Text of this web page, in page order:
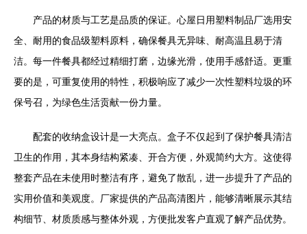
产品的材质与工艺是品质的保证。心屋日用塑料制品厂选用安
全、耐用的食品级塑料原料，确保餐具无异味、耐高温且易于清
洁。每一件餐具都经过精细打磨，边缘光滑，使用手感舒适。更重
要的是，可重复使用的特性，积极响应了减少一次性塑料垃圾的环
保号召，为绿色生活贡献一份力量。
配套的收纳盒设计是一大亮点。盒子不仅起到了保护餐具清洁
卫生的作用，其本身结构紧凑、开合方便，外观简约大方。这使得
整套产品在未使用时整洁有序，避免了散乱，进一步提升了产品的
实用价值和美观度。厂家提供的产品高清图片，能够清晰展示其结
构细节、材质质感与整体外观，方便批发客户直观了解产品优势。